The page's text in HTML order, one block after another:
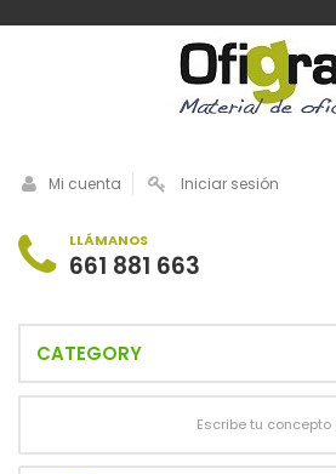
Mi cuenta Iniciar sesión
LLÁMANOS
661 881 663
CATEGORY